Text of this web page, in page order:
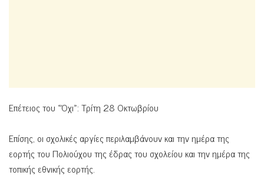
Επέτειος του «Όχι»: Τρίτη 28 Οκτωβρίου
Επίσης, οι σχολικές αργίες περιλαμβάνουν και την ημέρα της
εορτής του Πολιούχου της έδρας του σχολείου και την ημέρα της
τοπικής εθνικής εορτής.